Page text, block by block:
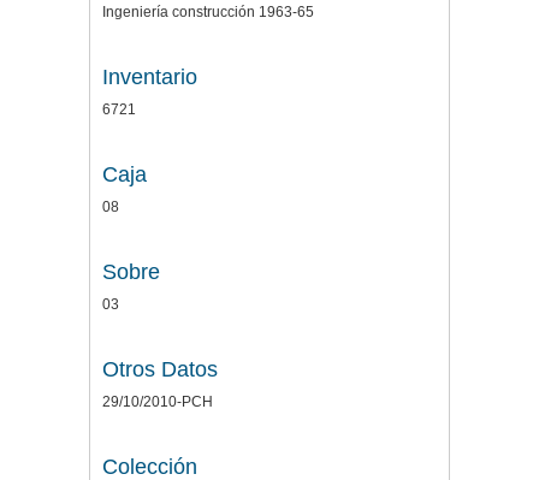
Ingeniería construcción 1963-65
Inventario
6721
Caja
08
Sobre
03
Otros Datos
29/10/2010-PCH
Colección